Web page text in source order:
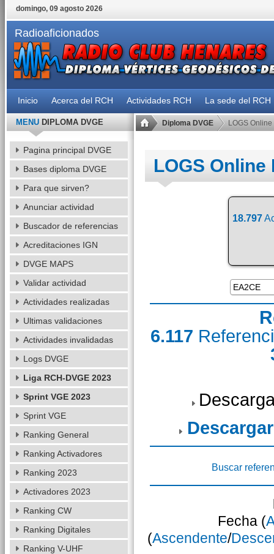
domingo, 09 agosto 2026
Radioaficionados
Inicio Acerca del RCH Actividades RCH La sede del RCH
Diploma DVGE LOGS Online
LOGS Online
18.797
6.117
Buscar
Fecha (
(Ascendente/
MENUDIPLOMA DVGE
Pagina principal DVGE
Bases diploma DVGE
Para que sirven?
Anunciar actividad
Buscador de referencias
Acreditaciones IGN
DVGE MAPS
Validar actividad
Actividades realizadas
Ultimas validaciones
Actividades invalidadas
Logs DVGE
Liga RCH-DVGE 2023
Sprint VGE 2023
Sprint VGE
Ranking General
Ranking Activadores
Ranking 2023
Activadores 2023
Ranking CW
Ranking Digitales
Ranking V-UHF